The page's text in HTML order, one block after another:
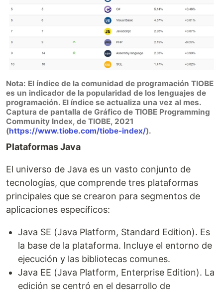
Nota: El índice de la comunidad de programación TIOBE
es un indicador de la popularidad de los lenguajes de
programación. El índice se actualiza una vez al mes.
Captura de pantalla de Gráfico de TIOBE Programming
Community Index, de TIOBE, 2021
(https://www.tiobe.com/tiobe-index/).
Plataformas Java
El universo de Java es un vasto conjunto de
tecnologías, que comprende tres plataformas
principales que se crearon para segmentos de
aplicaciones específicos:
Java SE (Java Platform, Standard Edition). Es
la base de la plataforma. Incluye el entorno de
ejecución y las bibliotecas comunes.
Java EE (Java Platform, Enterprise Edition). La
edición se centró en el desarrollo de